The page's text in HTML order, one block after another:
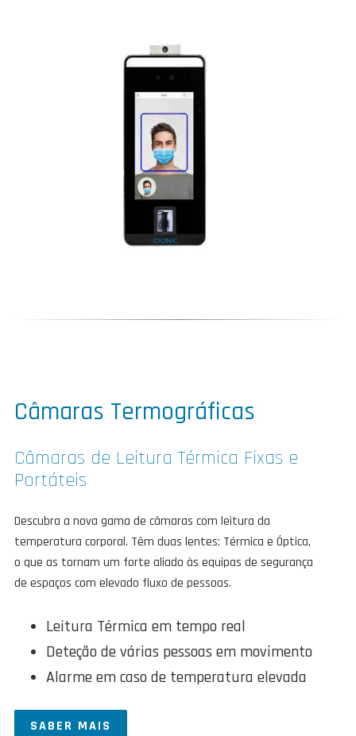
Câmaras Termográficas
Câmaras de Leitura Térmica Fixas e
Portáteis
Descubra a nova gama de câmaras com leitura da
temperatura corporal. Têm duas lentes: Térmica e Óptica,
o que as tornam um forte aliado às equipas de segurança
de espaços com elevado fluxo de pessoas.
Leitura Térmica em tempo real
Deteção de várias pessoas em movimento
Alarme em caso de temperatura elevada
SABER MAIS